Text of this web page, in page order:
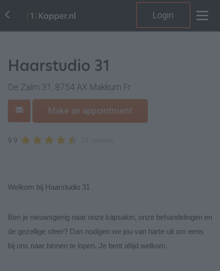
Login
Haarstudio 31
De Zalm 31, 8754 AX Makkum Fr
Make an appointment
9.9
Welkom bij Haarstudio 31
Ben je nieuwsgierig naar onze kapsalon, onze behandelingen en
de gezellige sfeer? Dan nodigen we jou van harte uit om eens
bij ons naar binnen te lopen. Je bent altijd welkom.